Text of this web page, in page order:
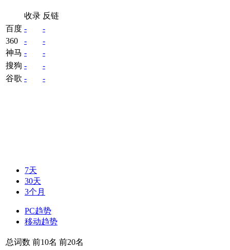
收录 反链
百度 -
-
360
-
-
神马 -
-
搜狗 -
-
谷歌 - -
7天
30天
3个月
PC趋势
移动趋势
总词数 前10名 前20名